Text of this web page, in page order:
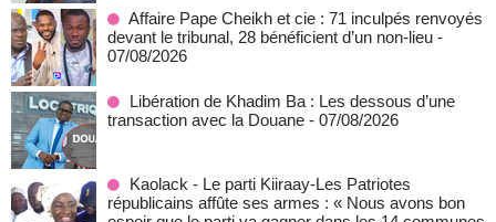
Affaire Pape Cheikh et cie : 71 inculpés renvoyés
devant le tribunal, 28 bénéficient d’un non-lieu -
07/08/2026
Libération de Khadim Ba : Les dessous d’une
transaction avec la Douane - 07/08/2026
Kaolack - Le parti Kiiraay-Les Patriotes
républicains affûte ses armes : « Nous avons bon